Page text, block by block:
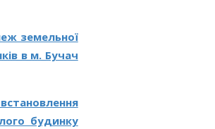
земельної
в м. Бучач
будинку